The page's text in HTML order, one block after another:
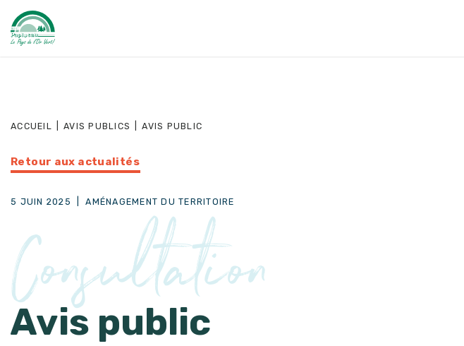
ACCUEIL AVIS PUBLICS AVIS PUBLIC
Retour aux actualités
5 JUIN 2025 AMÉNAGEMENT DU TERRITOIRE
Consultation
Avis public